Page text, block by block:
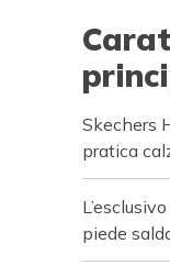
Skechers
pratica
piede